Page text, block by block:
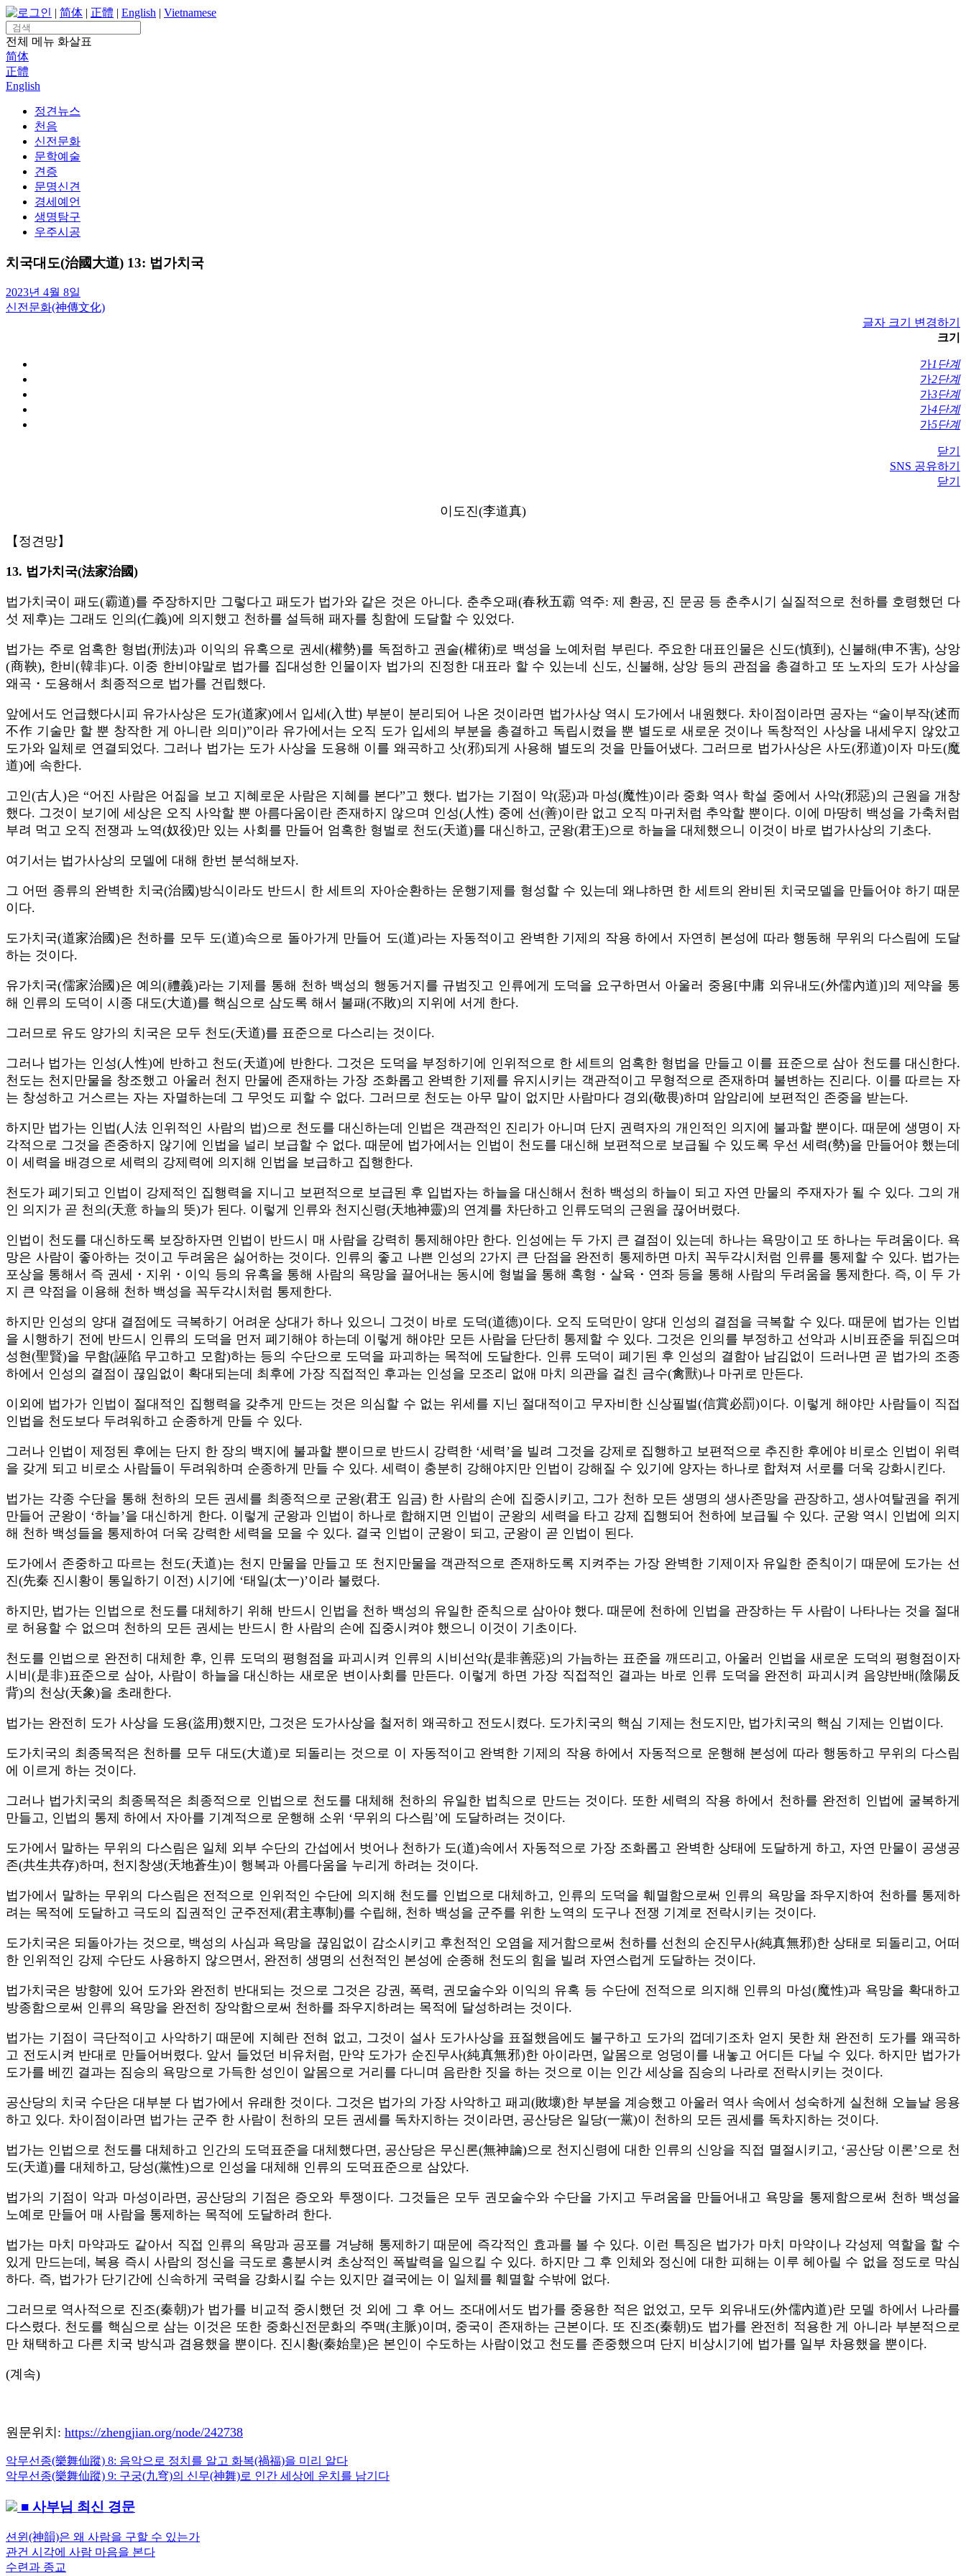
Skip
to
content
로그인 | 简体 | 正體 | English | Vietnamese
Search
for:
전체 메뉴 화살표
简体
正體
English
정견뉴스
천음
신전문화
문학예술
견증
문명신견
경세예언
생명탐구
우주시공
치국대도(治國大道) 13: 법가치국
2023년 4월 8일
신전문화(神傳文化)
글자 크기 변경하기
크기
가1단계
가2단계
가3단계
가4단계
가5단계
닫기
SNS 공유하기
닫기
이도진(李道真)
【정견망】
13. 법가치국(法家治國)
법가치국이 패도(霸道)를 주장하지만 그렇다고 패도가 법가와 같은 것은 아니다. 춘추오패(春秋五霸 역주: 제 환공, 진 문공 등 춘추시기 실질적으로 천하를 호령했던 다
섯 제후)는 그래도 인의(仁義)에 의지했고 천하를 설득해 패자를 칭함에 도달할 수 있었다.
법가는 주로 엄혹한 형법(刑法)과 이익의 유혹으로 권세(權勢)를 독점하고 권술(權術)로 백성을 노예처럼 부린다. 주요한 대표인물은 신도(慎到), 신불해(申不害), 상앙
(商鞅), 한비(韓非)다. 이중 한비야말로 법가를 집대성한 인물이자 법가의 진정한 대표라 할 수 있는네 신도, 신불해, 상앙 등의 관점을 총결하고 또 노자의 도가 사상을
왜곡・도용해서 최종적으로 법가를 건립했다.
앞에서도 언급했다시피 유가사상은 도가(道家)에서 입세(入世) 부분이 분리되어 나온 것이라면 법가사상 역시 도가에서 내원했다. 차이점이라면 공자는 “술이부작(述而
不作 기술만 할 뿐 창작한 게 아니란 의미)”이라 유가에서는 오직 도가 입세의 부분을 총결하고 독립시켰을 뿐 별도로 새로운 것이나 독창적인 사상을 내세우지 않았고
도가와 일체로 연결되었다. 그러나 법가는 도가 사상을 도용해 이를 왜곡하고 삿(邪)되게 사용해 별도의 것을 만들어냈다. 그러므로 법가사상은 사도(邪道)이자 마도(魔
道)에 속한다.
고인(古人)은 “어진 사람은 어짊을 보고 지혜로운 사람은 지혜를 본다”고 했다. 법가는 기점이 악(惡)과 마성(魔性)이라 중화 역사 학설 중에서 사악(邪惡)의 근원을 개창
했다. 그것이 보기에 세상은 오직 사악할 뿐 아름다움이란 존재하지 않으며 인성(人性) 중에 선(善)이란 없고 오직 마귀처럼 추악할 뿐이다. 이에 마땅히 백성을 가축처럼
부려 먹고 오직 전쟁과 노역(奴役)만 있는 사회를 만들어 엄혹한 형벌로 천도(天道)를 대신하고, 군왕(君王)으로 하늘을 대체했으니 이것이 바로 법가사상의 기초다.
여기서는 법가사상의 모델에 대해 한번 분석해보자.
그 어떤 종류의 완벽한 치국(治國)방식이라도 반드시 한 세트의 자아순환하는 운행기제를 형성할 수 있는데 왜냐하면 한 세트의 완비된 치국모델을 만들어야 하기 때문
이다.
도가치국(道家治國)은 천하를 모두 도(道)속으로 돌아가게 만들어 도(道)라는 자동적이고 완벽한 기제의 작용 하에서 자연히 본성에 따라 행동해 무위의 다스림에 도달
하는 것이다.
유가치국(儒家治國)은 예의(禮義)라는 기제를 통해 천하 백성의 행동거지를 규범짓고 인류에게 도덕을 요구하면서 아울러 중용[中庸 외유내도(外儒內道)]의 제약을 통
해 인류의 도덕이 시종 대도(大道)를 핵심으로 삼도록 해서 불패(不敗)의 지위에 서게 한다.
그러므로 유도 양가의 치국은 모두 천도(天道)를 표준으로 다스리는 것이다.
그러나 법가는 인성(人性)에 반하고 천도(天道)에 반한다. 그것은 도덕을 부정하기에 인위적으로 한 세트의 엄혹한 형법을 만들고 이를 표준으로 삼아 천도를 대신한다.
천도는 천지만물을 창조했고 아울러 천지 만물에 존재하는 가장 조화롭고 완벽한 기제를 유지시키는 객관적이고 무형적으로 존재하며 불변하는 진리다. 이를 따르는 자
는 창성하고 거스르는 자는 자멸하는데 그 무엇도 피할 수 없다. 그러므로 천도는 아무 말이 없지만 사람마다 경외(敬畏)하며 암암리에 보편적인 존중을 받는다.
하지만 법가는 인법(人法 인위적인 사람의 법)으로 천도를 대신하는데 인법은 객관적인 진리가 아니며 단지 권력자의 개인적인 의지에 불과할 뿐이다. 때문에 생명이 자
각적으로 그것을 존중하지 않기에 인법을 널리 보급할 수 없다. 때문에 법가에서는 인법이 천도를 대신해 보편적으로 보급될 수 있도록 우선 세력(勢)을 만들어야 했는데
이 세력을 배경으로 세력의 강제력에 의지해 인법을 보급하고 집행한다.
천도가 폐기되고 인법이 강제적인 집행력을 지니고 보편적으로 보급된 후 입법자는 하늘을 대신해서 천하 백성의 하늘이 되고 자연 만물의 주재자가 될 수 있다. 그의 개
인 의지가 곧 천의(天意 하늘의 뜻)가 된다. 이렇게 인류와 천지신령(天地神靈)의 연계를 차단하고 인류도덕의 근원을 끊어버렸다.
인법이 천도를 대신하도록 보장하자면 인법이 반드시 매 사람을 강력히 통제해야만 한다. 인성에는 두 가지 큰 결점이 있는데 하나는 욕망이고 또 하나는 두려움이다. 욕
망은 사람이 좋아하는 것이고 두려움은 싫어하는 것이다. 인류의 좋고 나쁜 인성의 2가지 큰 단점을 완전히 통제하면 마치 꼭두각시처럼 인류를 통제할 수 있다. 법가는
포상을 통해서 즉 권세・지위・이익 등의 유혹을 통해 사람의 욕망을 끌어내는 동시에 형벌을 통해 혹형・살육・연좌 등을 통해 사람의 두려움을 통제한다. 즉, 이 두 가
지 큰 약점을 이용해 천하 백성을 꼭두각시처럼 통제한다.
하지만 인성의 양대 결점에도 극복하기 어려운 상대가 하나 있으니 그것이 바로 도덕(道德)이다. 오직 도덕만이 양대 인성의 결점을 극복할 수 있다. 때문에 법가는 인법
을 시행하기 전에 반드시 인류의 도덕을 먼저 폐기해야 하는데 이렇게 해야만 모든 사람을 단단히 통제할 수 있다. 그것은 인의를 부정하고 선악과 시비표준을 뒤집으며
성현(聖賢)을 무함(誣陷 무고하고 모함)하는 등의 수단으로 도덕을 파괴하는 목적에 도달한다. 인류 도덕이 폐기된 후 인성의 결함아 남김없이 드러나면 곧 법가의 조종
하에서 인성의 결점이 끊임없이 확대되는데 최후에 가장 직접적인 후과는 인성을 모조리 없애 마치 의관을 걸친 금수(禽獸)나 마귀로 만든다.
이외에 법가가 인법이 절대적인 집행력을 갖추게 만드는 것은 의심할 수 없는 위세를 지닌 절대적이고 무자비한 신상필벌(信賞必罰)이다. 이렇게 해야만 사람들이 직접
인법을 천도보다 두려워하고 순종하게 만들 수 있다.
그러나 인법이 제정된 후에는 단지 한 장의 백지에 불과할 뿐이므로 반드시 강력한 ‘세력’을 빌려 그것을 강제로 집행하고 보편적으로 추진한 후에야 비로소 인법이 위력
을 갖게 되고 비로소 사람들이 두려워하며 순종하게 만들 수 있다. 세력이 충분히 강해야지만 인법이 강해질 수 있기에 양자는 하나로 합쳐져 서로를 더욱 강화시킨다.
법가는 각종 수단을 통해 천하의 모든 권세를 최종적으로 군왕(君王 임금) 한 사람의 손에 집중시키고, 그가 천하 모든 생명의 생사존망을 관장하고, 생사여탈권을 쥐게
만들어 군왕이 ‘하늘’을 대신하게 한다. 이렇게 군왕과 인법이 하나로 합해지면 인법이 군왕의 세력을 타고 강제 집행되어 천하에 보급될 수 있다. 군왕 역시 인법에 의지
해 천하 백성들을 통제하여 더욱 강력한 세력을 모을 수 있다. 결국 인법이 군왕이 되고, 군왕이 곧 인법이 된다.
도가에서 존중하고 따르는 천도(天道)는 천지 만물을 만들고 또 천지만물을 객관적으로 존재하도록 지켜주는 가장 완벽한 기제이자 유일한 준칙이기 때문에 도가는 선
진(先秦 진시황이 통일하기 이전) 시기에 ‘태일(太一)’이라 불렸다.
하지만, 법가는 인법으로 천도를 대체하기 위해 반드시 인법을 천하 백성의 유일한 준칙으로 삼아야 했다. 때문에 천하에 인법을 관장하는 두 사람이 나타나는 것을 절대
로 허용할 수 없으며 천하의 모든 권세는 반드시 한 사람의 손에 집중시켜야 했으니 이것이 기초이다.
천도를 인법으로 완전히 대체한 후, 인류 도덕의 평형점을 파괴시켜 인류의 시비선악(是非善惡)의 가늠하는 표준을 깨뜨리고, 아울러 인법을 새로운 도덕의 평형점이자
시비(是非)표준으로 삼아, 사람이 하늘을 대신하는 새로운 변이사회를 만든다. 이렇게 하면 가장 직접적인 결과는 바로 인류 도덕을 완전히 파괴시켜 음양반배(陰陽反
背)의 천상(天象)을 초래한다.
법가는 완전히 도가 사상을 도용(盜用)했지만, 그것은 도가사상을 철저히 왜곡하고 전도시켰다. 도가치국의 핵심 기제는 천도지만, 법가치국의 핵심 기제는 인법이다.
도가치국의 최종목적은 천하를 모두 대도(大道)로 되돌리는 것으로 이 자동적이고 완벽한 기제의 작용 하에서 자동적으로 운행해 본성에 따라 행동하고 무위의 다스림
에 이르게 하는 것이다.
그러나 법가치국의 최종목적은 최종적으로 인법으로 천도를 대체해 천하의 유일한 법칙으로 만드는 것이다. 또한 세력의 작용 하에서 천하를 완전히 인법에 굴복하게
만들고, 인법의 통제 하에서 자아를 기계적으로 운행해 소위 ‘무위의 다스림’에 도달하려는 것이다.
도가에서 말하는 무위의 다스림은 일체 외부 수단의 간섭에서 벗어나 천하가 도(道)속에서 자동적으로 가장 조화롭고 완벽한 상태에 도달하게 하고, 자연 만물이 공생공
존(共生共存)하며, 천지창생(天地蒼生)이 행복과 아름다움을 누리게 하려는 것이다.
법가에서 말하는 무위의 다스림은 전적으로 인위적인 수단에 의지해 천도를 인법으로 대체하고, 인류의 도덕을 훼멸함으로써 인류의 욕망을 좌우지하여 천하를 통제하
려는 목적에 도달하고 극도의 집권적인 군주전제(君主專制)를 수립해, 천하 백성을 군주를 위한 노역의 도구나 전쟁 기계로 전락시키는 것이다.
도가치국은 되돌아가는 것으로, 백성의 사심과 욕망을 끊임없이 감소시키고 후천적인 오염을 제거함으로써 천하를 선천의 순진무사(純真無邪)한 상태로 되돌리고, 어떠
한 인위적인 강제 수단도 사용하지 않으면서, 완전히 생명의 선천적인 본성에 순종해 천도의 힘을 빌려 자연스럽게 도달하는 것이다.
법가치국은 방향에 있어 도가와 완전히 반대되는 것으로 그것은 강권, 폭력, 권모술수와 이익의 유혹 등 수단에 전적으로 의지해 인류의 마성(魔性)과 욕망을 확대하고
방종함으로써 인류의 욕망을 완전히 장악함으로써 천하를 좌우지하려는 목적에 달성하려는 것이다.
법가는 기점이 극단적이고 사악하기 때문에 지혜란 전혀 없고, 그것이 설사 도가사상을 표절했음에도 불구하고 도가의 껍데기조차 얻지 못한 채 완전히 도가를 왜곡하
고 전도시켜 반대로 만들어버렸다. 앞서 들었던 비유처럼, 만약 도가가 순진무사(純真無邪)한 아이라면, 알몸으로 엉덩이를 내놓고 어디든 다닐 수 있다. 하지만 법가가
도가를 베낀 결과는 짐승의 욕망으로 가득한 성인이 알몸으로 거리를 다니며 음란한 짓을 하는 것으로 이는 인간 세상을 짐승의 나라로 전락시키는 것이다.
공산당의 치국 수단은 대부분 다 법가에서 유래한 것이다. 그것은 법가의 가장 사악하고 패괴(敗壞)한 부분을 계승했고 아울러 역사 속에서 성숙하게 실천해 오늘날 응용
하고 있다. 차이점이라면 법가는 군주 한 사람이 천하의 모든 권세를 독차지하는 것이라면, 공산당은 일당(一黨)이 천하의 모든 권세를 독차지하는 것이다.
법가는 인법으로 천도를 대체하고 인간의 도덕표준을 대체했다면, 공산당은 무신론(無神論)으로 천지신령에 대한 인류의 신앙을 직접 멸절시키고, ‘공산당 이론’으로 천
도(天道)를 대체하고, 당성(黨性)으로 인성을 대체해 인류의 도덕표준으로 삼았다.
법가의 기점이 악과 마성이라면, 공산당의 기점은 증오와 투쟁이다. 그것들은 모두 권모술수와 수단을 가지고 두려움을 만들어내고 욕망을 통제함으로써 천하 백성을
노예로 만들어 매 사람을 통제하는 목적에 도달하려 한다.
법가는 마치 마약과도 같아서 직접 인류의 욕망과 공포를 겨냥해 통제하기 때문에 즉각적인 효과를 볼 수 있다. 이런 특징은 법가가 마치 마약이나 각성제 역할을 할 수
있게 만드는데, 복용 즉시 사람의 정신을 극도로 흥분시켜 초상적인 폭발력을 일으킬 수 있다. 하지만 그 후 인체와 정신에 대한 피해는 이루 헤아릴 수 없을 정도로 막심
하다. 즉, 법가가 단기간에 신속하게 국력을 강화시킬 수는 있지만 결국에는 이 일체를 훼멸할 수밖에 없다.
그러므로 역사적으로 진조(秦朝)가 법가를 비교적 중시했던 것 외에 그 후 어느 조대에서도 법가를 중용한 적은 없었고, 모두 외유내도(外儒內道)란 모델 하에서 나라를
다스렸다. 천도를 핵심으로 삼는 이것은 또한 중화신전문화의 주맥(主脈)이며, 중국이 존재하는 근본이다. 또 진조(秦朝)도 법가를 완전히 적용한 게 아니라 부분적으로
만 채택하고 다른 치국 방식과 겸용했을 뿐이다. 진시황(秦始皇)은 본인이 수도하는 사람이었고 천도를 존중했으며 단지 비상시기에 법가를 일부 차용했을 뿐이다.
(계속)
원문위치: https://zhengjian.org/node/242738
글
내
비
게
이
Previous
Post:
악무선종(樂舞仙蹤) 8: 음악으로 정치를 알고 화복(禍福)을 미리 알다
Next
악무선종(樂舞仙蹤) 9: 구궁(九穹)의 신무(神舞)로 인간 세상에 운치를 남기다
■ 사부님 최신 경문
션윈(神韻)은 왜 사람을 구할 수 있는가
관건 시각에 사람 마음을 본다
수련과 종교